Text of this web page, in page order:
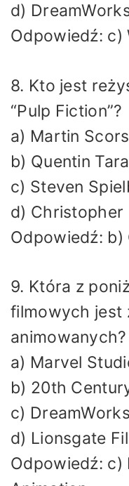
d)
Odpowiedź: c)
8. Kto jest
“Pulp Fiction”?
a) Martin
b) Quentin
c) Steven
d) Christopher
Odpowiedź: b)
9. Która z
filmowych jest
animowanych?
a) Marvel
b) 20th
c)
d) Lionsgate
Odpowiedź: c)